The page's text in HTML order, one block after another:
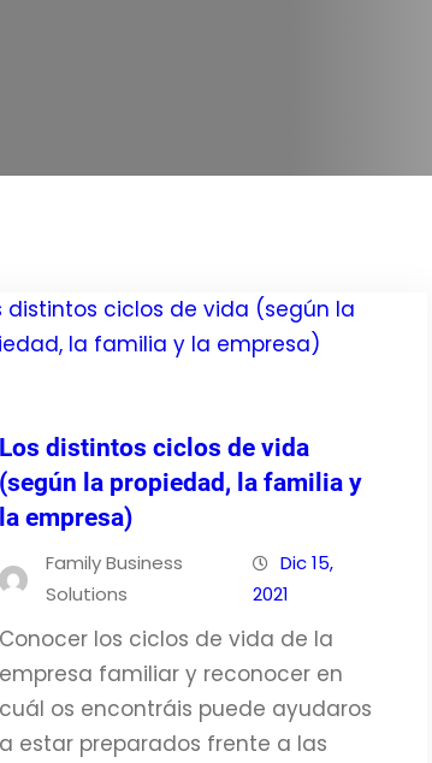
Los distintos ciclos de vida
(según la propiedad, la familia y
la empresa)
Family Business
Solutions
Dic 15,
2021
Conocer los ciclos de vida de la
empresa familiar y reconocer en
cuál os encontráis puede ayudaros
a estar preparados frente a las